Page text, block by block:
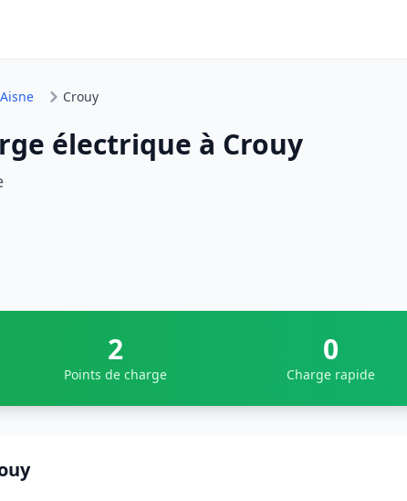
Aisne Crouy
électrique à Crouy
2
Points de charge
0
Charge rapide